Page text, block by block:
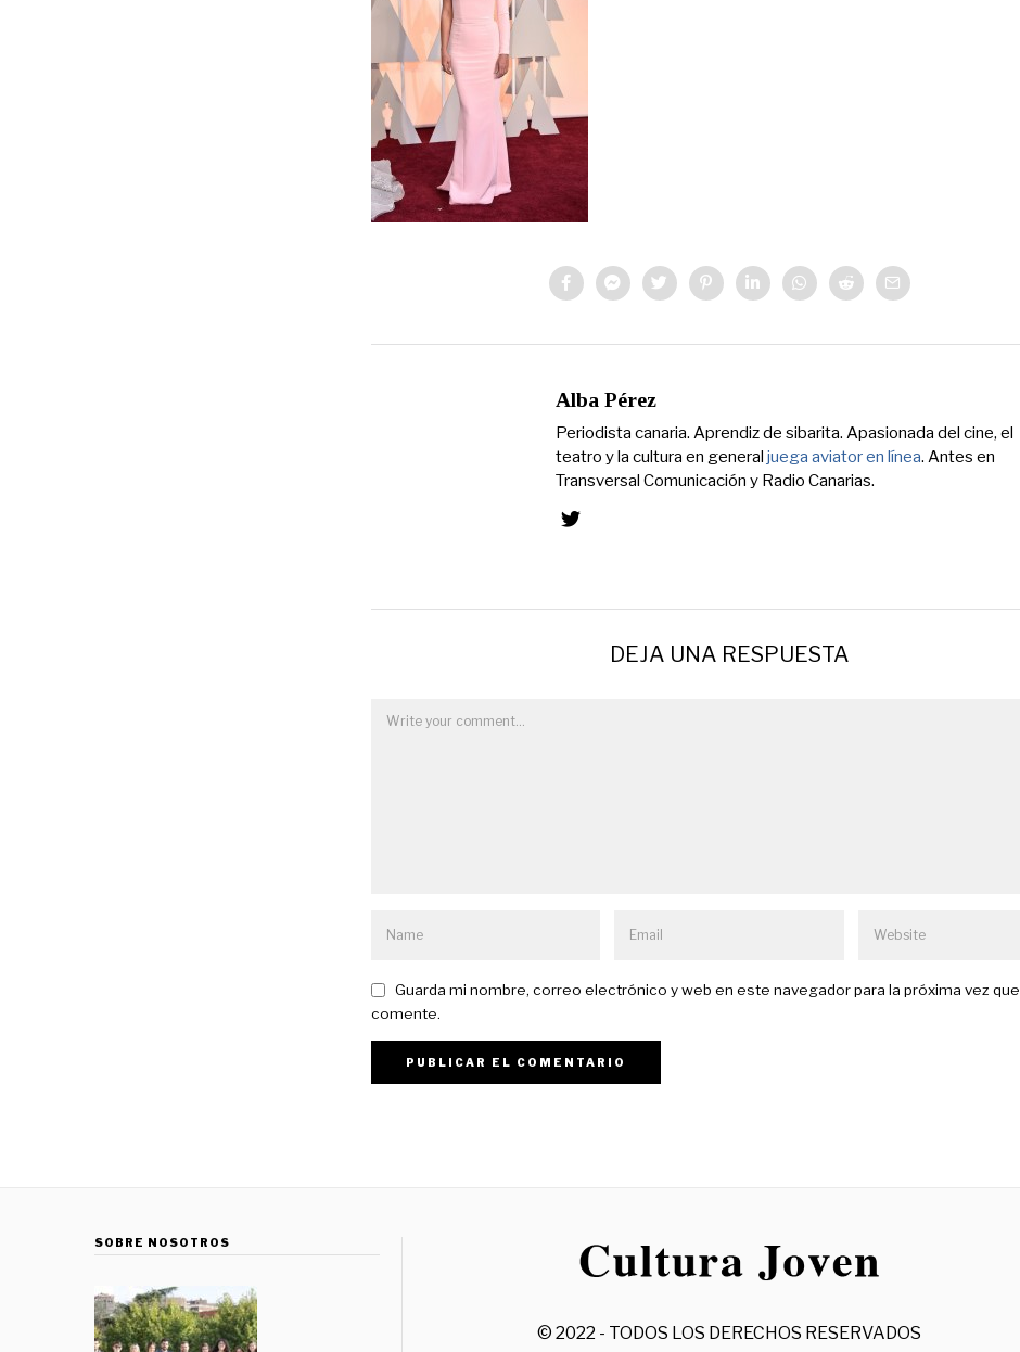
Alba Pérez
Periodista canaria. Aprendiz de sibarita. Apasionada del cine, el
teatro y la cultura en general juega aviator en línea. Antes en
Transversal Comunicación y Radio Canarias.
DEJA UNA RESPUESTA
Guarda mi nombre, correo electrónico y web en este navegador para la próxima vez que
comente.
SOBRE NOSOTROS
© 2022 - TODOS LOS DERECHOS RESERVADOS